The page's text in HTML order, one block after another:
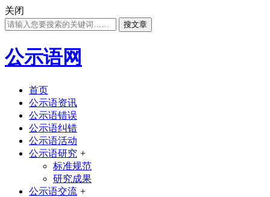
关闭
搜文章
公示语网
首页
公示语资讯
公示语错误
公示语纠错
公示语活动
公示语研究 +
标准规范
研究成果
公示语交流 +